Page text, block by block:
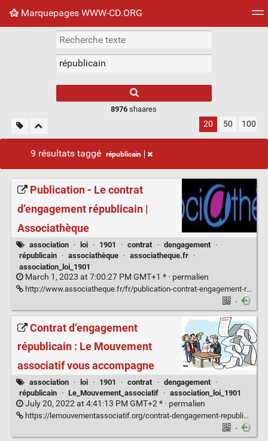
Marquepages WWW-CD.ORG
Nuage de tags Mur d'images
8976 shaares
20 50 100
9 résultats taggé républicain
Publication - Le contrat
d’engagement républicain |
Associathèque
association · loi · 1901 · contrat · dengagement
·
républicain
· associathèque · associatheque.fr ·
association_loi_1901
March 1, 2023 at 7:00:27 PM GMT+1 * · permalien
http://www.associatheque.fr/fr/publication-contrat-engagement-republicain.html
·
Contrat d’engagement
républicain : Le Mouvement
associatif vous accompagne
association · loi · 1901 · contrat · dengagement
·
républicain
· Le_Mouvement_associatif · association_loi_1901
July 20, 2022 at 4:41:13 PM GMT+2 * · permalien
https://lemouvementassociatif.org/contrat-dengagement-republicain-le-mouvement-associatif-vous-accompagne/
·